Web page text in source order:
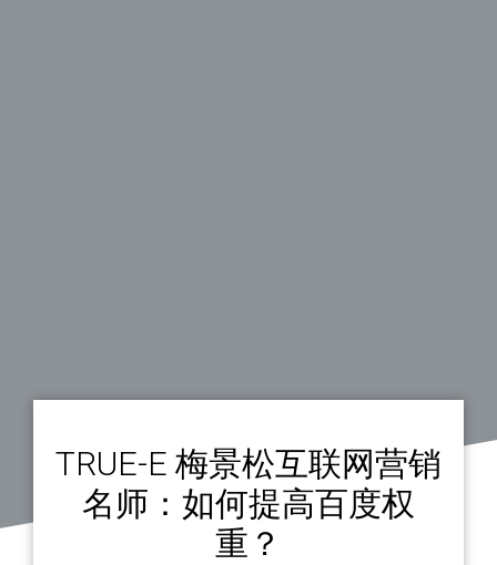
TRUE-E 梅景松互联网营销
名师：如何提高百度权
重？